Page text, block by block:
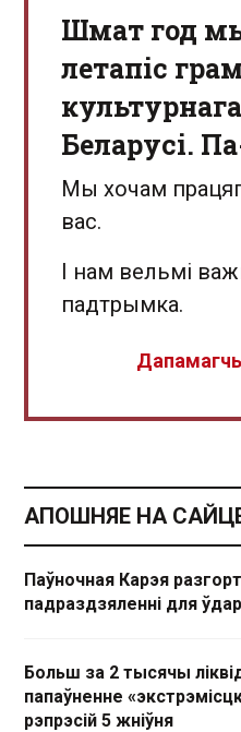
Шмат год
летапіс
Беларусі.
Мы хочам
вас.
І нам вельмі
падтрымка.
АПОШНЯЕ НА
Паўночная Карэя
падраздзяленні для
Больш за 2 тысячы
папаўненне
рэпрэсій 5 жніўня